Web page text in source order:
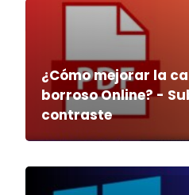
¿Cómo mejorar la
borroso Online? -
contraste